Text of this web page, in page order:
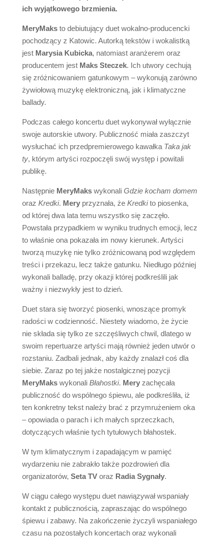
ich wyjątkowego brzmienia.
MeryMaksto debiutujący duet wokalno-producencki
pochodzący z Katowic. Autorką tekstów i wokalistką
jest Marysia Kubicka, natomiast aranżerem oraz
producentem jest Maks Steczek. Ich utwory cechują
się zróżnicowaniem gatunkowym – wykonują zarówno
żywiołową muzykę elektroniczną, jak i klimatyczne
ballady.
Podczas całego koncertu duet wykonywał wyłącznie
swoje autorskie utwory. Publiczność miała zaszczyt
wysłuchać ich przedpremierowego kawałkaTaka jak
ty, którym artyści rozpoczęli swój występ i powitali
publikę.
NastępnieMeryMakswykonali Gdzie kocham domem
oraz Kredki. Meryprzyznała, że Kredkito piosenka,
od której dwa lata temu wszystko się zaczęło.
Powstała przypadkiem w wyniku trudnych emocji, lecz
to właśnie ona pokazała im nowy kierunek. Artyści
tworzą muzykę nie tylko zróżnicowaną pod względem
treści i przekazu, lecz także gatunku. Niedługo później
wykonali balladę, przy okazji której podkreślili jak
ważny i niezwykły jest to dzień.
Duet stara się tworzyć piosenki, wnoszące promyk
radości w codzienność. Niestety wiadomo, że życie
nie składa się tylko ze szczęśliwych chwil, dlatego w
swoim repertuarze artyści mają również jeden utwór o
rozstaniu. Zadbali jednak, aby każdy znalazł coś dla
siebie. Zaraz po tej jakże nostalgicznej pozycji
MeryMakswykonali Błahostki. Meryzachęcała
publiczność do wspólnego śpiewu, ale podkreśliła, iż
ten konkretny tekst należy brać z przymrużeniem oka
– opowiada o parach i ich małych sprzeczkach,
dotyczących właśnie tych tytułowych błahostek.
W tym klimatycznym i zapadającym w pamięć
wydarzeniu nie zabrakło także pozdrowień dla
organizatorów, Seta TV oraz Radia Sygnały.
W ciągu całego występu duet nawiązywał wspaniały
kontakt z publicznością, zapraszając do wspólnego
śpiewu i zabawy. Na zakończenie życzyli wspaniałego
czasu na pozostałych koncertach oraz wykonali